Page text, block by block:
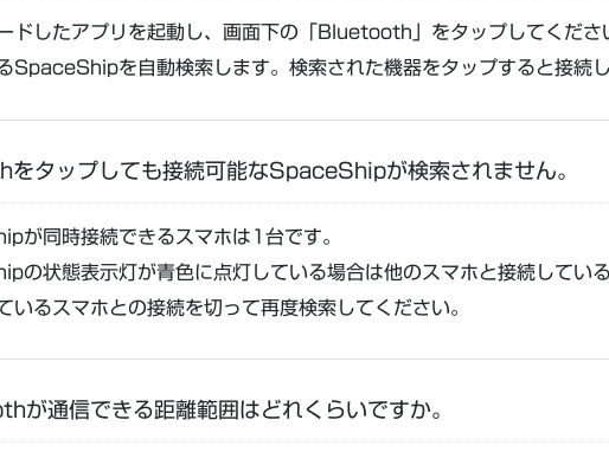
ドしたアプリを起動し、画面下の「Bluetooth」をタップしてくださ
SpaceShipを自動検索します。検索された機器をタップすると接続し
タップしても接続可能なSpaceShipが検索されません。
が同時接続できるスマホは1台です。
の状態表示灯が青色に点灯している場合は他のスマホと接続している
いるスマホとの接続を切って再度検索してください。
が通信できる距離範囲はどれくらいですか。